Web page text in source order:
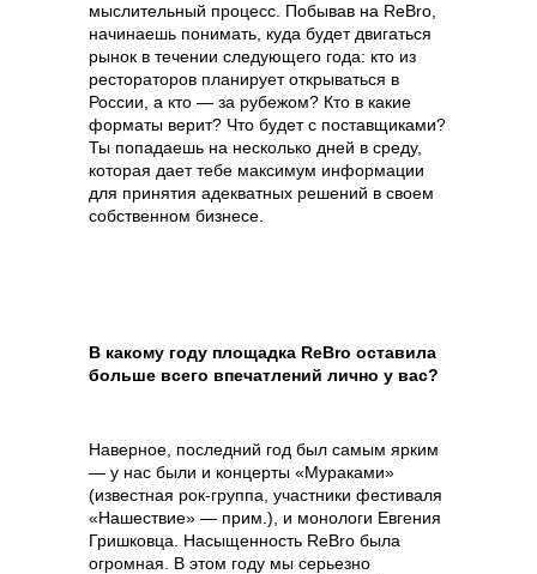
мыслительный процесс. Побывав на ReBro,
начинаешь понимать, куда будет двигаться
рынок в течении следующего года: кто из
рестораторов планирует открываться в
России, а кто — за рубежом? Кто в какие
форматы верит? Что будет с поставщиками?
Ты попадаешь на несколько дней в среду,
которая дает тебе максимум информации
для принятия адекватных решений в своем
собственном бизнесе.
В какому году площадка ReBro оставила
больше всего впечатлений лично у вас?
Наверное, последний год был самым ярким
— у нас были и концерты «‎Мураками»‎
(известная рок-группа, участники фестиваля
«‎Нашествие»‎ — прим.), и монологи Евгения
Гришковца. Насыщенность ReBro была
огромная. В этом году мы серьезно
услуги оказывает общество с ограниченной
договор оферта
оферта детского
кемпа «гастритик»
способы оплаты